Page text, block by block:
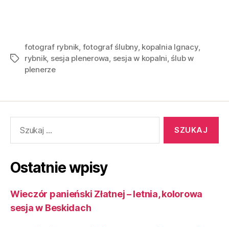
fotograf rybnik, fotograf ślubny, kopalnia Ignacy,
rybnik, sesja plenerowa, sesja w kopalni, ślub w
plenerze
Ostatnie wpisy
Wieczór panieński Złatnej – letnia, kolorowa
sesja w Beskidach